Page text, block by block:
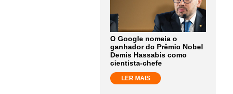
O Google nomeia o
ganhador do Prêmio Nobel
Demis Hassabis como
cientista-chefe
LER MAIS